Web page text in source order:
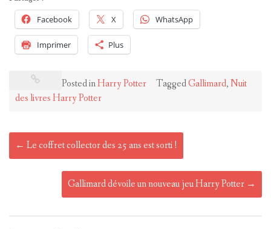
Facebook X WhatsApp
Imprimer Plus
Posted inHarry Potter TaggedGallimard,Nuit
des livres Harry Potter
Post
navigation
← Le coffret collector des 25 ans est sorti !
Gallimard dévoile un nouveau jeu Harry Potter →